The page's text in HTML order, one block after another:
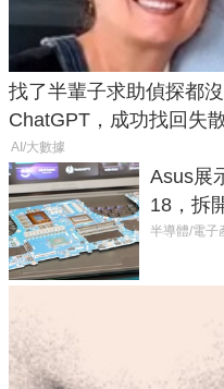
找了半輩子求助偵探都
ChatGPT，成功找回失
AI/大數據
Asus展
18，拆
半導體/電子